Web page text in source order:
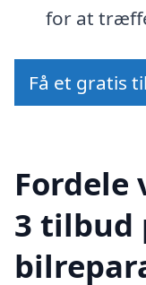
for at
Få et gratis
Fordele
3 tilbud